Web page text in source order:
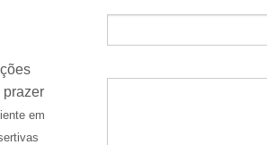
prazer
em